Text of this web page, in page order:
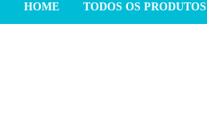
HOME TODOS OS PRODUTOS